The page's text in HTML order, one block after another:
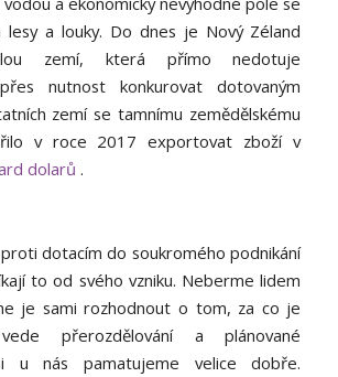
lesy a louky. Do dnes je Nový Zéland
zemí, která přímo nedotuje
nutnost konkurovat dotovaným
zemí se tamnímu zemědělskému
v roce 2017 exportovat zboží v
dolarů .
dotacím do soukromého podnikání
to od svého vzniku. Neberme lidem
je sami rozhodnout o tom, za co je
přerozdělování a plánované
u nás pamatujeme velice dobře.